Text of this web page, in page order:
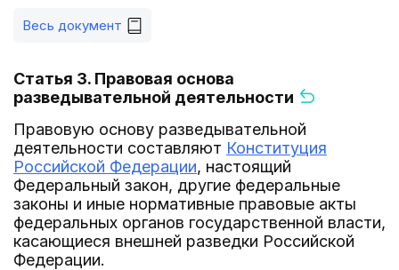
Весь документ
Статья 3. Правовая основа
разведывательной деятельности
Правовую основу разведывательной
деятельности составляют Конституция
Российской Федерации, настоящий
Федеральный закон, другие федеральные
законы и иные нормативные правовые акты
федеральных органов государственной власти,
касающиеся внешней разведки Российской
Федерации.